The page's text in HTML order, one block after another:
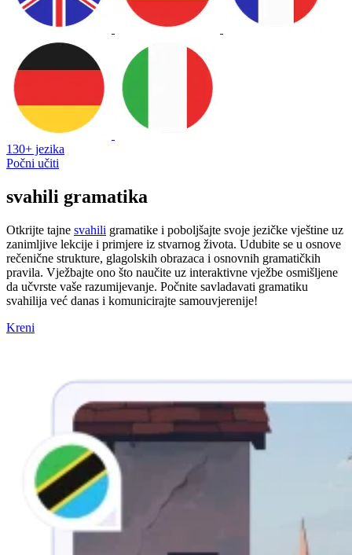
130+ jezika
Počni učiti
svahili gramatika
Otkrijte tajne svahili gramatike i poboljšajte svoje jezičke vještine uz
zanimljive lekcije i primjere iz stvarnog života. Udubite se u osnove
rečenične strukture, glagolskih obrazaca i osnovnih gramatičkih
pravila. Vježbajte ono što naučite uz interaktivne vježbe osmišljene
da učvrste vaše razumijevanje. Počnite savladavati gramatiku
svahilija već danas i komunicirajte samouvjerenije!
Kreni